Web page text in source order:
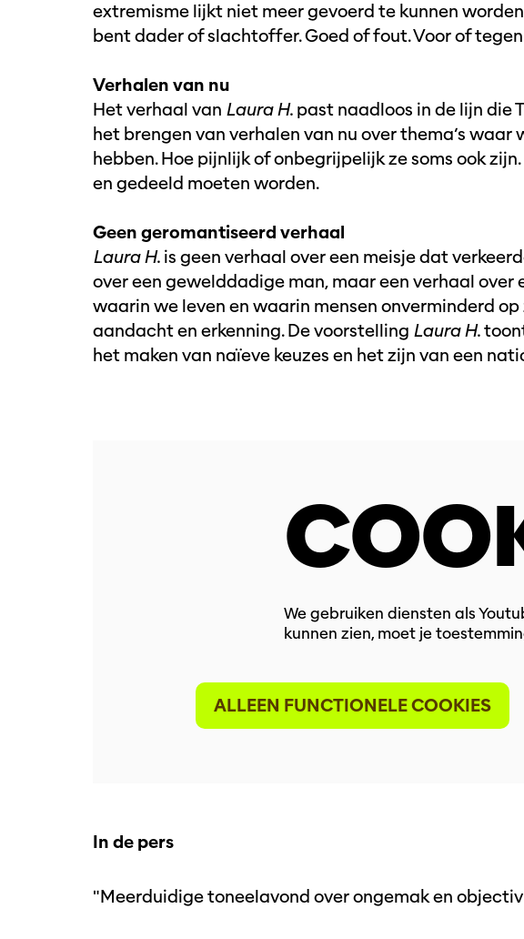
extremisme lijkt niet meer gevoerd te kunnen
bent dader of slachtoffer. Goed of fout. Voor of
Verhalen van nu
Het verhaal van Laura H. past naadloos in de lijn die
het brengen van verhalen van nu over thema’s
hebben. Hoe pijnlijk of onbegrijpelijk ze soms ook
en gedeeld moeten worden.
Geen geromantiseerd verhaal
Laura H. is geen verhaal over een meisje dat
over een gewelddadige man, maar een verhaal over
waarin we leven en waarin mensen onverminderd
aandacht en erkenning. De voorstelling Laura H.
het maken van naïeve keuzes en het zijn van een
We gebruiken diensten als
kunnen zien, moet je
ALLEEN FUNCTIONELE COOKIES
In de pers
"Meerduidige toneelavond over ongemak en